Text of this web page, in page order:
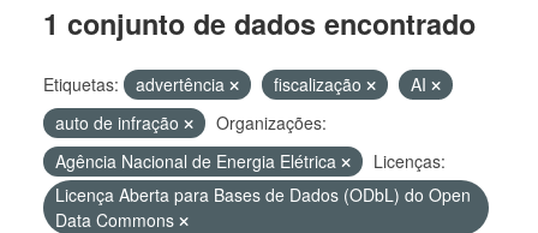
1 conjunto de dados encontrado
Etiquetas: advertência fiscalização
AI
auto de infração
Organizações:
Agência Nacional de Energia Elétrica
Licenças:
Licença Aberta para Bases de Dados (ODbL) do Open
Data Commons